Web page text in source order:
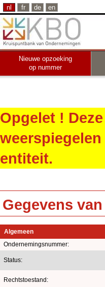
nl fr de en
Nieuwe opzoeking
op nummer
Opgelet !
entiteit.
Gegevens
Algemeen
Ondernemingsnummer:
Status:
Rechtstoestand: